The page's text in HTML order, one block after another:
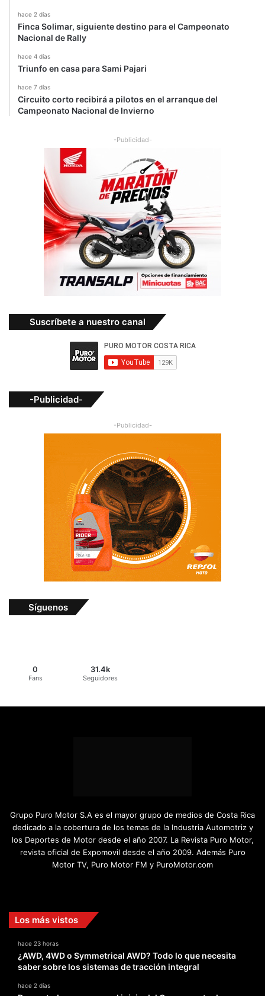
hace 2 días
Finca Solimar, siguiente destino para el Campeonato
Nacional de Rally
hace 4 días
Triunfo en casa para Sami Pajari
hace 7 días
Circuito corto recibirá a pilotos en el arranque del
Campeonato Nacional de Invierno
-Publicidad-
Suscríbete a nuestro canal
-Publicidad-
-Publicidad-
Síguenos
0
Fans
31.4k
Seguidores
Grupo Puro Motor S.A es el mayor grupo de medios de Costa Rica
dedicado a la cobertura de los temas de la Industria Automotriz y
los Deportes de Motor desde el año 2007. La Revista Puro Motor,
revista oficial de Expomovil desde el año 2009. Además Puro
Motor TV, Puro Motor FM y PuroMotor.com
Los más vistos
hace 23 horas
¿AWD, 4WD o Symmetrical AWD? Todo lo que necesita
saber sobre los sistemas de tracción integral
hace 2 días